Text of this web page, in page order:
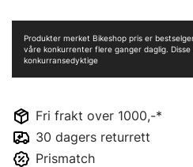
Fri frakt over 1000,-*
30 dagers returrett
Prismatch
Produkter merket Bikeshop pris er
våre konkurrenter flere ganger daglig.
konkurransedyktige